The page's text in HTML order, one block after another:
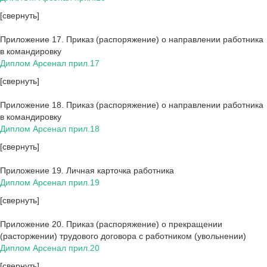
[свернуть]
Приложение 17. Приказ (распоряжение) о направлении работника
в командировку
Диплом Арсенал прил.17
[свернуть]
Приложение 18. Приказ (распоряжение) о направлении работника
в командировку
Диплом Арсенал прил.18
[свернуть]
Приложение 19. Личная карточка работника
Диплом Арсенал прил.19
[свернуть]
Приложение 20. Приказ (распоряжение) о прекращении
(расторжении) трудового договора с работником (увольнении)
Диплом Арсенал прил.20